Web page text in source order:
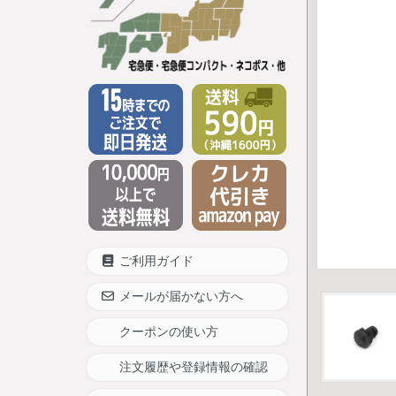
ご利用ガイド
メールが届かない方へ
クーポンの使い方
注文履歴や登録情報の確認